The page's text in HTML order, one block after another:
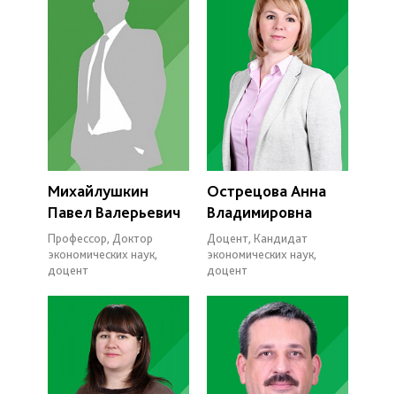
Михайлушкин
Павел Валерьевич
Профессор, Доктор
экономических наук,
доцент
Острецова Анна
Владимировна
Доцент, Кандидат
экономических наук,
доцент